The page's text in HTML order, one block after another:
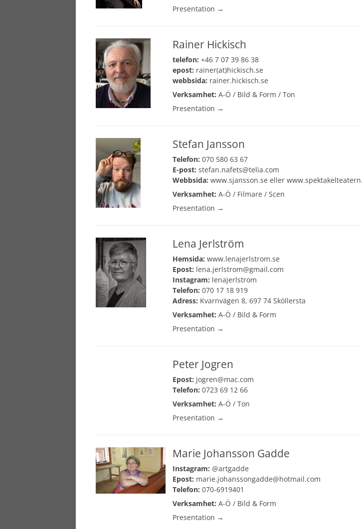
Presentation →
Rainer Hickisch
telefon: +46 7 07 39 86 38
epost: rainer(at)hickisch.se
webbsida: rainer.hickisch.se
Verksamhet: A-Ö / Bild & Form / Ton
Presentation →
Stefan Jansson
Telefon: 070 580 63 67
E-post: stefan.nafets@telia.com
Webbsida: www.sjansson.se eller
Verksamhet: A-Ö / Filmare / Scen
Presentation →
Lena Jerlström
Hemsida: www.lenajerlstrom.se
Epost: lena.jerlstrom@gmail.com
Instagram: lenajerlstrom
Telefon: 070 17 18 919
Adress: Kvarnvägen 8, 697 74 Sköllersta
Verksamhet: A-Ö / Bild & Form
Presentation →
Peter Jogren
Epost: jogren@mac.com
Telefon: 0723 69 12 66
Verksamhet: A-Ö / Ton
Presentation →
Marie Johansson Gadde
Instagram: @artgadde
Epost: marie.johanssongadde@hotmail.com
Telefon: 070-6919401
Verksamhet: A-Ö / Bild & Form
Presentation →